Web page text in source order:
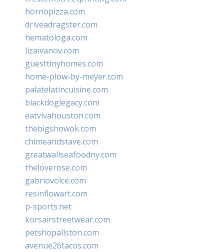
hornopizza.com
driveadragster.com
hematologa.com
lizaivanov.com
guesttinyhomes.com
home-plow-by-meyer.com
palatelatincuisine.com
blackdoglegacy.com
eatvivahouston.com
thebigshowok.com
chimeandstave.com
greatwallseafoodny.com
theloverose.com
gabriovoice.com
resinflowart.com
p-sports.net
korsairstreetwear.com
petshopallston.com
avenue26tacos.com